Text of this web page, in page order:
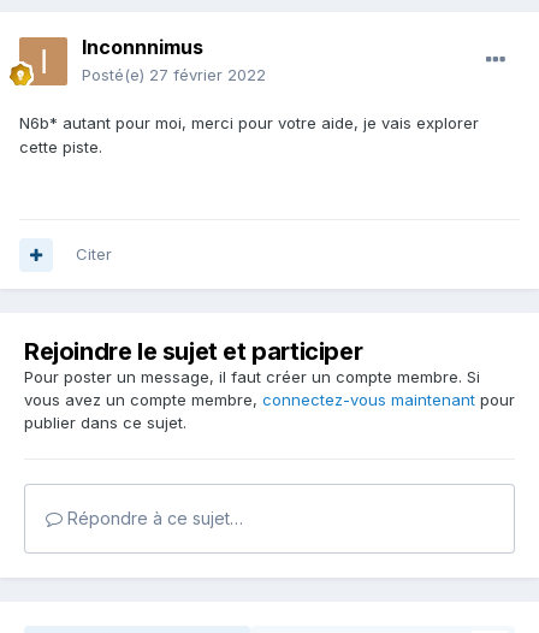
Inconnnimus
Posté(e) 27 février 2022
N6b* autant pour moi, merci pour votre aide, je vais explorer
cette piste.
Citer
Rejoindre le sujet et participer
Pour poster un message, il faut créer un compte membre. Si
vous avez un compte membre, connectez-vous maintenant pour
publier dans ce sujet.
Répondre à ce sujet…